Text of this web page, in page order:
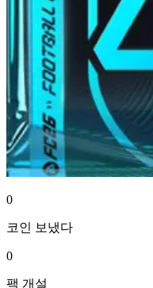
0
코인 보냈다
0
팩 개설